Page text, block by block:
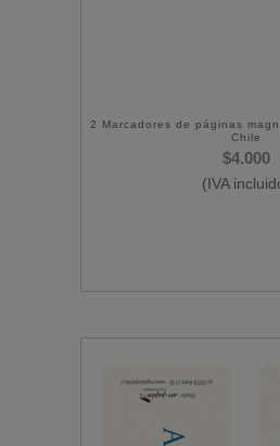
2 Marcadores de páginas
Chile
$4.000
(IVA